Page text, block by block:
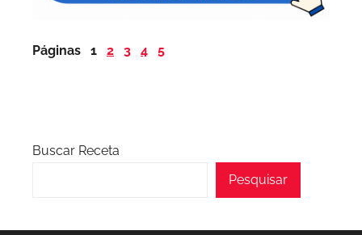
Páginas 1 2 3 4 5
Buscar Receta
Pesquisar